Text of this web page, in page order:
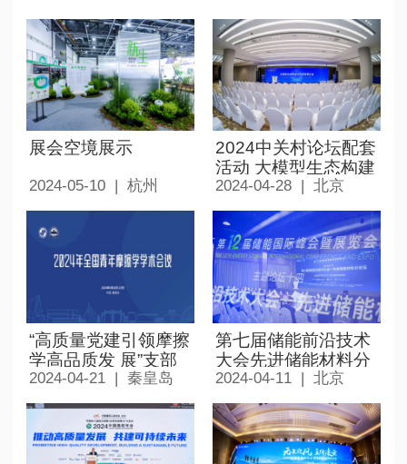
展会空境展示
2024-05-10 | 杭州
2024中关村论坛配套
活动 大模型生态构建
与应用发展大会
2024-04-28 | 北京
“高质量党建引领摩擦
学高品质发 展”支部
交流活动
2024-04-21 | 秦皇岛
第七届储能前沿技术
大会先进储能材料分
论坛
2024-04-11 | 北京